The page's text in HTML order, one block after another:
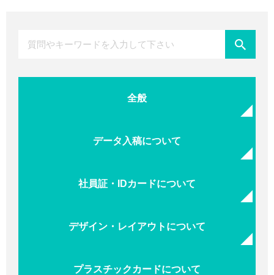
全般
データ入稿について
社員証・IDカードについて
デザイン・レイアウトについて
プラスチックカードについて